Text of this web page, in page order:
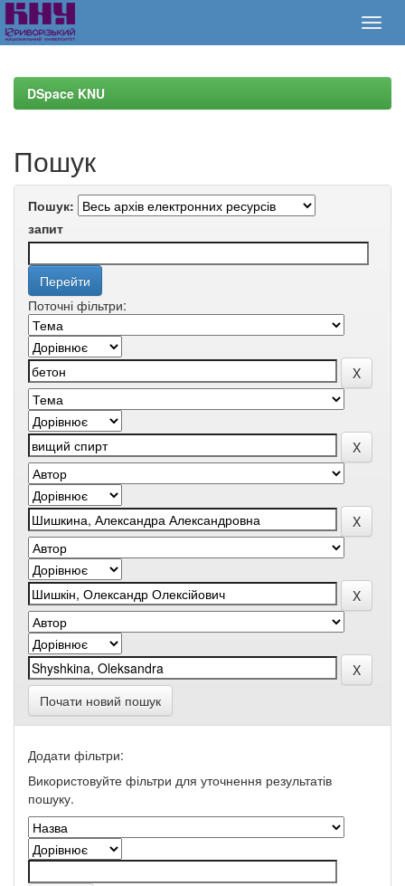
navigationDSpace KNU
Пошук
Пошук:
запит
Поточні фільтри:
Почати новий пошук
Додати фільтри:
Використовуйте фільтри для уточнення результатів
пошуку.